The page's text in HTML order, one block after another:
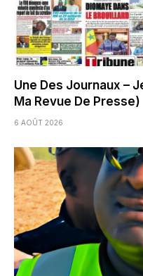
Une Des Journaux –
Ma Revue De Presse)
6 AOÛT 2026